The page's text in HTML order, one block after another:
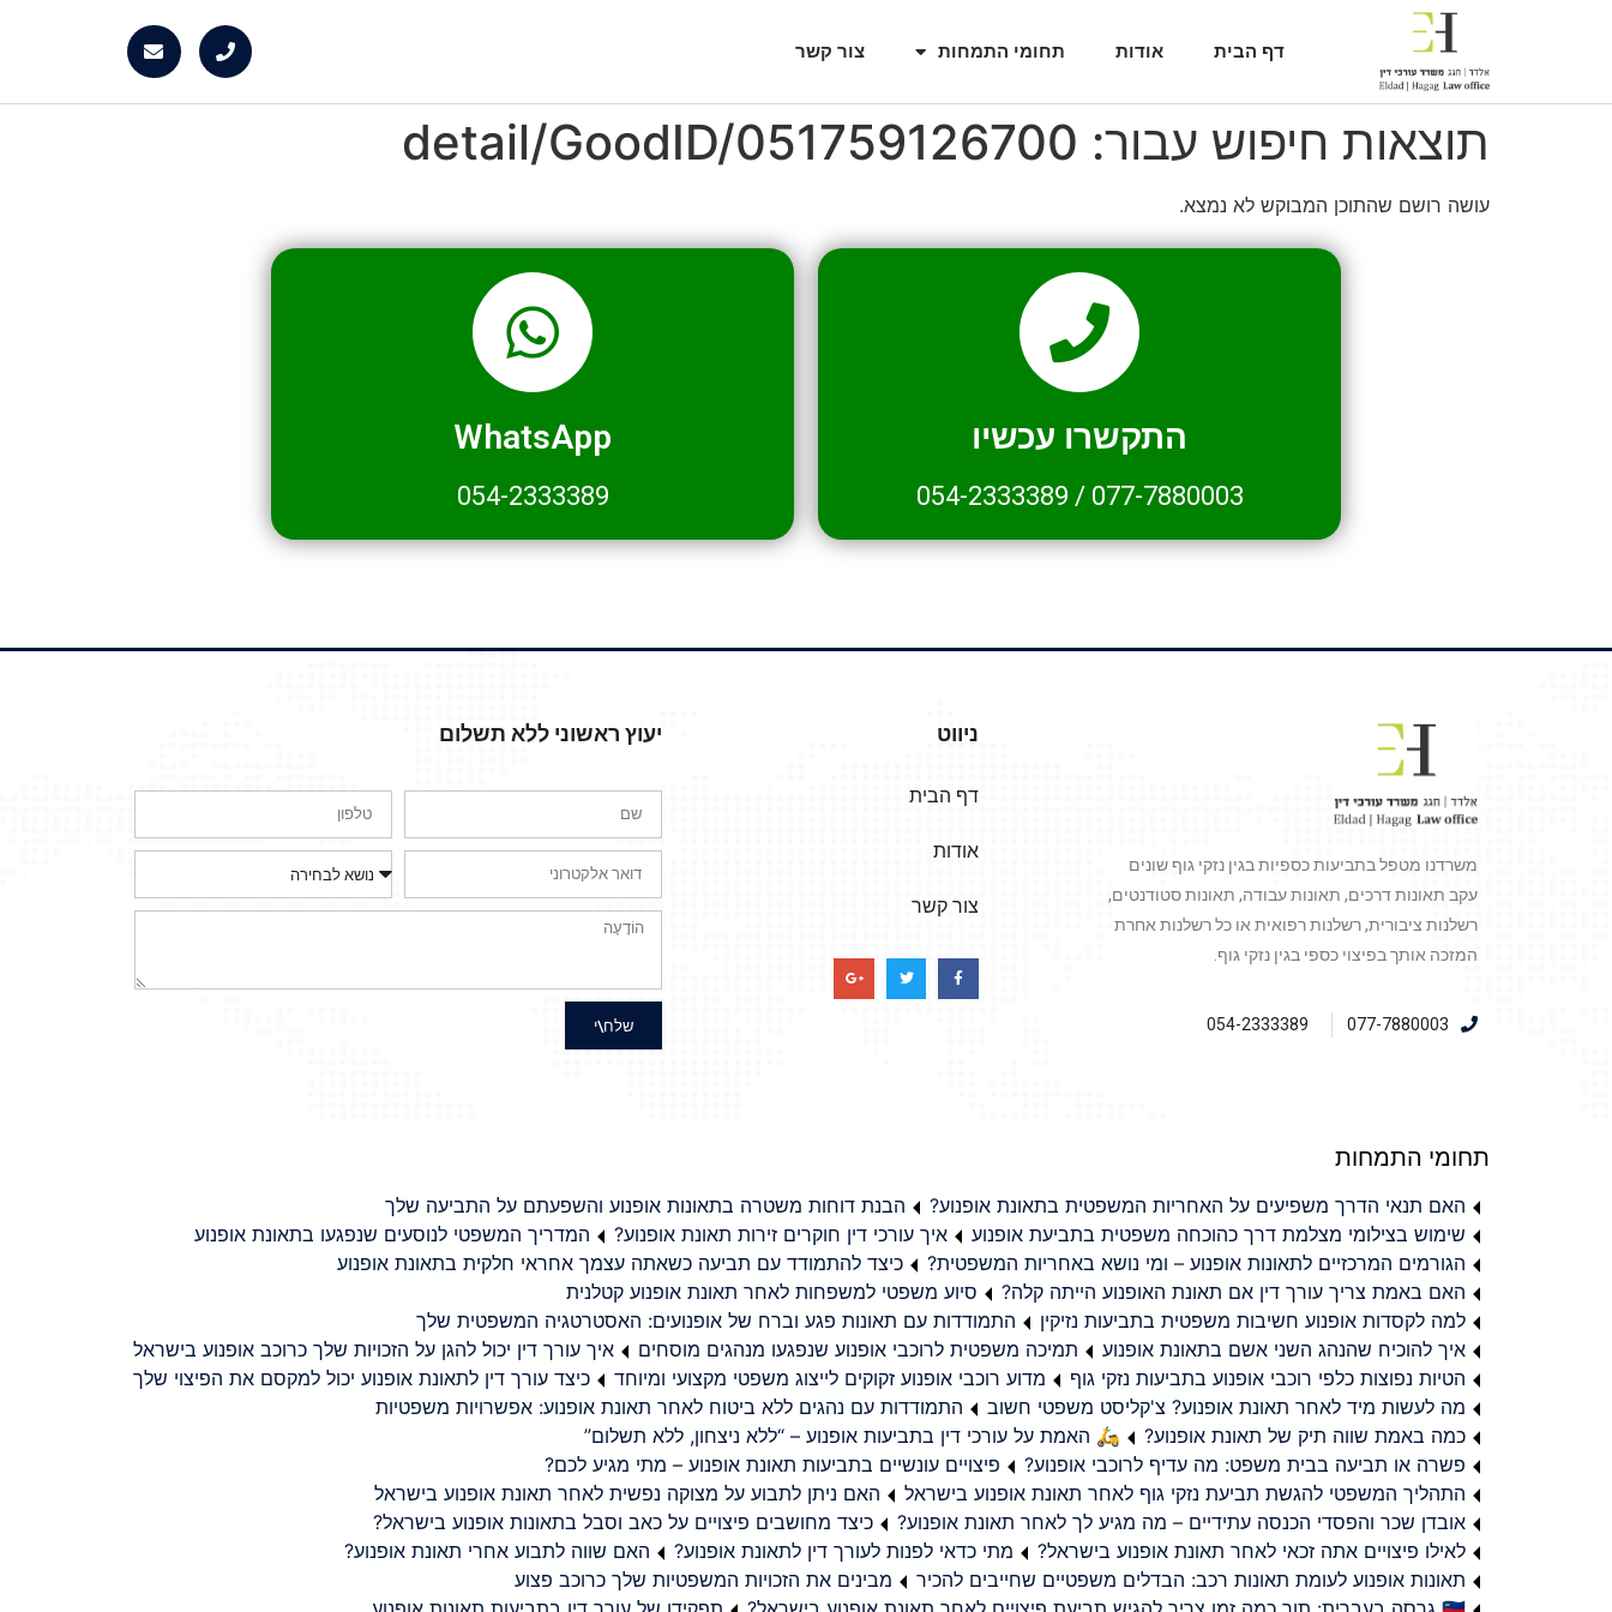
דף הבית אודות תחומי התמחות צור קשר
תוצאות חיפוש עבור: detail/GoodID/051759126700
עושה רושם שהתוכן המבוקש לא נמצא.
התקשרו עכשיו
077-7880003
/
054-2333389
WhatsApp
054-2333389
משרדנו מטפל בתביעות כספיות בגין נזקי גוף שונים
עקב תאונות דרכים, תאונות עבודה, תאונות סטודנטים,
רשלנות ציבורית, רשלנות רפואית או כל רשלנות אחרת
המזכה אותך בפיצוי כספי בגין נזקי גוף.
077-7880003
054-2333389
ניווט
דף הבית
אודות
צור קשר
יעוץ ראשוני ללא תשלום
שלח\י
תחומי התמחות
האם תנאי הדרך משפיעים על האחריות המשפטית בתאונת אופנוע?
הבנת דוחות משטרה בתאונות אופנוע והשפעתם על התביעה שלך
שימוש בצילומי מצלמת דרך כהוכחה משפטית בתביעת אופנוע
איך עורכי דין חוקרים זירות תאונת אופנוע?
המדריך המשפטי לנוסעים שנפגעו בתאונת אופנוע
הגורמים המרכזיים לתאונות אופנוע – ומי נושא באחריות המשפטית?
כיצד להתמודד עם תביעה כשאתה עצמך אחראי חלקית בתאונת אופנוע
האם באמת צריך עורך דין אם תאונת האופנוע הייתה קלה?
סיוע משפטי למשפחות לאחר תאונת אופנוע קטלנית
למה לקסדות אופנוע חשיבות משפטית בתביעות נזיקין
התמודדות עם תאונות פגע וברח של אופנועים: האסטרטגיה המשפטית שלך
איך להוכיח שהנהג השני אשם בתאונת אופנוע
תמיכה משפטית לרוכבי אופנוע שנפגעו מנהגים מוסחים
איך עורך דין יכול להגן על הזכויות שלך כרוכב אופנוע בישראל
הטיות נפוצות כלפי רוכבי אופנוע בתביעות נזקי גוף
מדוע רוכבי אופנוע זקוקים לייצוג משפטי מקצועי ומיוחד
כיצד עורך דין לתאונת אופנוע יכול למקסם את הפיצוי שלך
מה לעשות מיד לאחר תאונת אופנוע? צ'קליסט משפטי חשוב
התמודדות עם נהגים ללא ביטוח לאחר תאונת אופנוע: אפשרויות משפטיות
כמה באמת שווה תיק של תאונת אופנוע?
🛵 האמת על עורכי דין בתביעות אופנוע – “ללא ניצחון, ללא תשלום”
פשרה או תביעה בבית משפט: מה עדיף לרוכבי אופנוע?
פיצויים עונשיים בתביעות תאונת אופנוע – מתי מגיע לכם?
התהליך המשפטי להגשת תביעת נזקי גוף לאחר תאונת אופנוע בישראל
האם ניתן לתבוע על מצוקה נפשית לאחר תאונת אופנוע בישראל
אובדן שכר והפסדי הכנסה עתידיים – מה מגיע לך לאחר תאונת אופנוע?
כיצד מחושבים פיצויים על כאב וסבל בתאונות אופנוע בישראל?
לאילו פיצויים אתה זכאי לאחר תאונת אופנוע בישראל?
מתי כדאי לפנות לעורך דין לתאונת אופנוע?
האם שווה לתבוע אחרי תאונת אופנוע?
תאונות אופנוע לעומת תאונות רכב: הבדלים משפטיים שחייבים להכיר
מבינים את הזכויות המשפטיות שלך כרוכב פצוע